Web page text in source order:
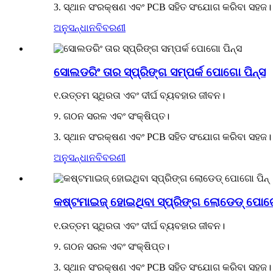
3. ସ୍ଥାନ ସଂରକ୍ଷଣ ଏବଂ PCB ସହିତ ସଂଯୋଗ କରିବା ସହଜ।
ଅନୁସନ୍ଧାନବିବରଣୀ
ସୋଲଡରିଂ ତାର ସ୍ପ୍ରିଙ୍ଗ ସମ୍ପର୍କ ପୋଗୋ ପିନ୍ସ
୧.ଉତ୍ତମ ସ୍ଥିରତା ଏବଂ ଦୀର୍ଘ ବ୍ୟବହାର ଜୀବନ।
୨. ଗଠନ ସରଳ ଏବଂ ସଂକ୍ଷିପ୍ତ।
3. ସ୍ଥାନ ସଂରକ୍ଷଣ ଏବଂ PCB ସହିତ ସଂଯୋଗ କରିବା ସହଜ।
ଅନୁସନ୍ଧାନବିବରଣୀ
କଷ୍ଟମାଇଜ୍ ହୋଇଥିବା ସ୍ପ୍ରିଙ୍ଗ ଲୋଡେଡ୍
୧.ଉତ୍ତମ ସ୍ଥିରତା ଏବଂ ଦୀର୍ଘ ବ୍ୟବହାର ଜୀବନ।
୨. ଗଠନ ସରଳ ଏବଂ ସଂକ୍ଷିପ୍ତ।
3. ସ୍ଥାନ ସଂରକ୍ଷଣ ଏବଂ PCB ସହିତ ସଂଯୋଗ କରିବା ସହଜ।